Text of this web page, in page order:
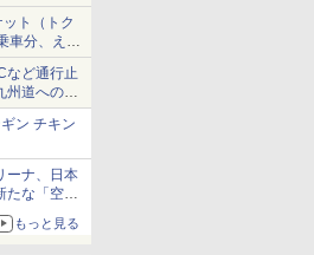
ト（トク
車分、えき
など通行止
州道への迂
ン チキン
ーナ、日本
たな「空港
もっと見る